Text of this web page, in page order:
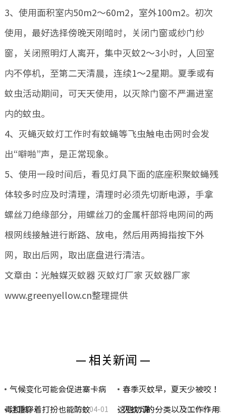
3、使用面积室内50m2～60m2，室外100m2。初次
使用，最好选择傍晚天刚暗时，关闭门窗或纱门纱
窗，关闭照明灯人离开，集中灭蚊2～3小时，人回室
内不停机，至第二天清晨，连续1～2星期。夏季或有
蚊虫活动期间，可天天使用，以灭除门窗不严漏进室
内的蚊虫。
4、灭蝇灭蚊灯工作时有蚊蝇等飞虫触电击网时会发
出“噼啪”声，是正常现象。
5、使用一段时间后，看见灯具下面的底座积聚蚊蝇残
体较多时应及时清理，清理时必须先切断电源，手拿
螺丝刀绝缘部分，用螺丝刀的金属杆部将电网间的两
根网线接触进行断路、放电，然后用两拇指按下外
网，取出后网，取出底盘进行清洁。
文章由：光触媒灭蚊器 灭蚊灯厂家 灭蚊器厂家
www.greenyellow.cn整理提供
— 相关新闻 —
气候变化可能会促进寨卡病
毒和其… 2020-04-01
春季灭蚊早，夏天少被咬！
这些功课… 2020-03-31
注重穿着打扮也能防蚊 灭蚊灯的分类以及工作作用